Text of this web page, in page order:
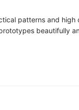
patterns and
beautifully